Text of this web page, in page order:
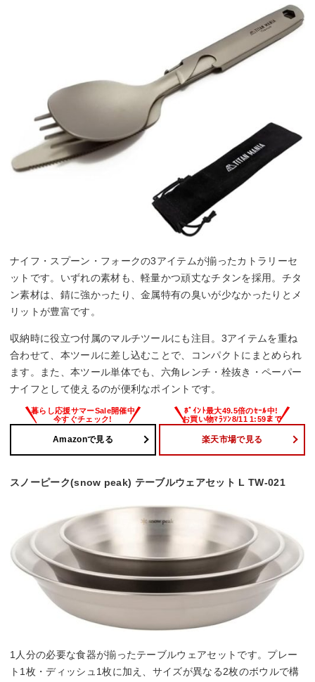
ナイフ・スプーン・フォークの3アイテムが揃ったカトラリーセ
ットです。いずれの素材も、軽量かつ頑丈なチタンを採用。チタ
ン素材は、錆に強かったり、金属特有の臭いが少なかったりとメ
リットが豊富です。
収納時に役立つ付属のマルチツールにも注目。3アイテムを重ね
合わせて、本ツールに差し込むことで、コンパクトにまとめられ
ます。また、本ツール単体でも、六角レンチ・栓抜き・ペーパー
ナイフとして使えるのが便利なポイントです。
Amazonで見る 楽天市場で見る
スノーピーク(snow peak) テーブルウェアセット L TW-021
1人分の必要な食器が揃ったテーブルウェアセットです。プレー
ト1枚・ディッシュ1枚に加え、サイズが異なる2枚のボウルで構